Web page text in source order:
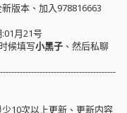
版本、加入978816663
月21号
候填写小黑子 、然后私聊
10次以上更新、更新内容